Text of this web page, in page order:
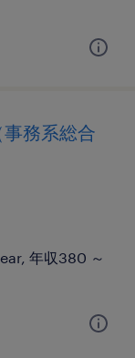
事務系総合
年収380 ～